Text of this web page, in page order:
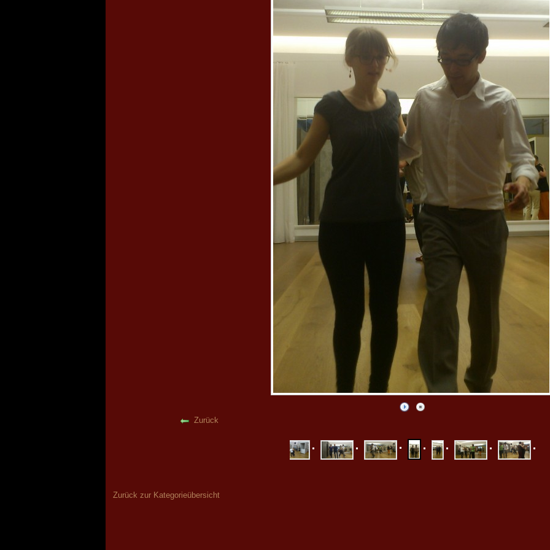
Zurück
Zurück zur Kategorieübersicht